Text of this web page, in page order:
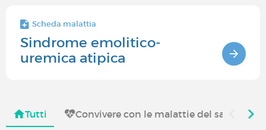
Scheda malattia
Sindrome emolitico-
uremica atipica
Tutti Convivere con le malattie del sangue